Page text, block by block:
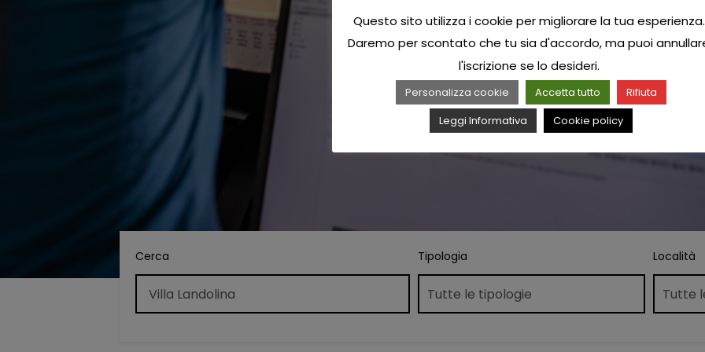
Cerca Tipologia Località
Questo sito utilizza i cookie per migliorare la tua esperienza.
Daremo per scontato che tu sia d'accordo, ma puoi
l'iscrizione se lo desideri.
Personalizza cookie Accetta tutto
Rifiuta
Leggi Informativa
Cookie policy